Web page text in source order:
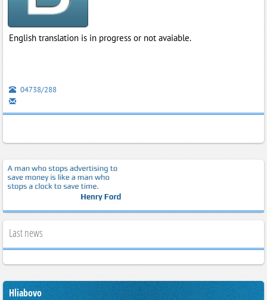
English translation is in progress or not avaiable.
04738/288
Last news
Hliabovo